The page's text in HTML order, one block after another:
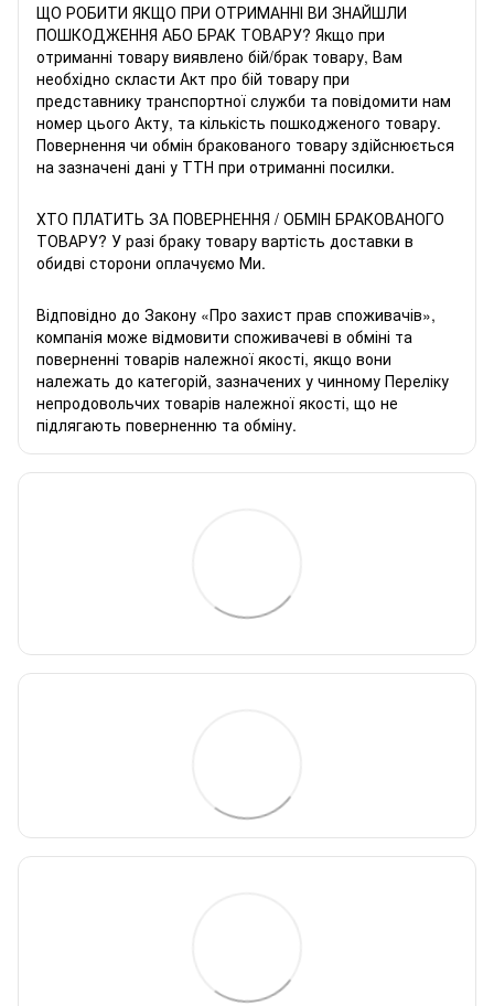
ЩО РОБИТИ ЯКЩО ПРИ ОТРИМАННІ ВИ ЗНАЙШЛИ
ПОШКОДЖЕННЯ АБО БРАК ТОВАРУ? Якщо при
отриманні товару виявлено бій/брак товару, Вам
необхідно скласти Акт про бій товару при
представнику транспортної служби та повідомити нам
номер цього Акту, та кількість пошкодженого товару.
Повернення чи обмін бракованого товару здійснюється
на зазначені дані у ТТН при отриманні посилки.
ХТО ПЛАТИТЬ ЗА ПОВЕРНЕННЯ / ОБМІН БРАКОВАНОГО
ТОВАРУ? У разі браку товару вартість доставки в
обидві сторони оплачуємо Ми.
Відповідно до Закону «Про захист прав споживачів»,
компанія може відмовити споживачеві в обміні та
поверненні товарів належної якості, якщо вони
належать до категорій, зазначених у чинному Переліку
непродовольчих товарів належної якості, що не
підлягають поверненню та обміну.